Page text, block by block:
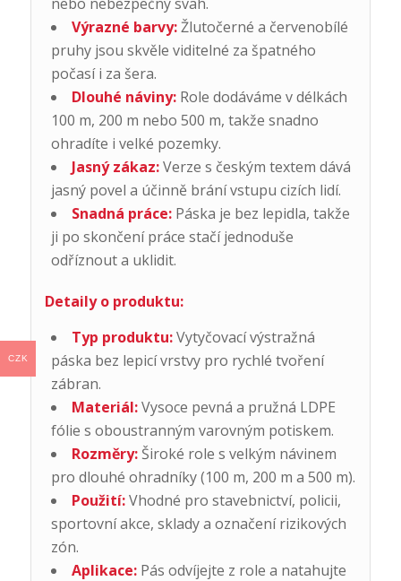
Výrazné barvy:Žlutočerné a červenobílé
pruhy jsou skvěle viditelné za špatného
počasí i za šera.
Dlouhé náviny:Role dodáváme v délkách
100 m, 200 m nebo 500 m, takže snadno
ohradíte i velké pozemky.
Jasný zákaz:Verze s českým textem dává
jasný povel a účinně brání vstupu cizích lidí.
Snadná práce:Páska je bez lepidla, takže
ji po skončení práce stačí jednoduše
odříznout a uklidit.
Detaily o produktu:
Typ produktu:Vytyčovací výstražná
páska bez lepicí vrstvy pro rychlé tvoření
zábran.
Materiál:Vysoce pevná a pružná LDPE
fólie s oboustranným varovným potiskem.
Rozměry:Široké role s velkým návinem
pro dlouhé ohradníky (100 m, 200 m a 500 m).
Použití:Vhodné pro stavebnictví, policii,
sportovní akce, sklady a označení rizikových
zón.
Aplikace:Pás odvíjejte z role a natahujte
CZK